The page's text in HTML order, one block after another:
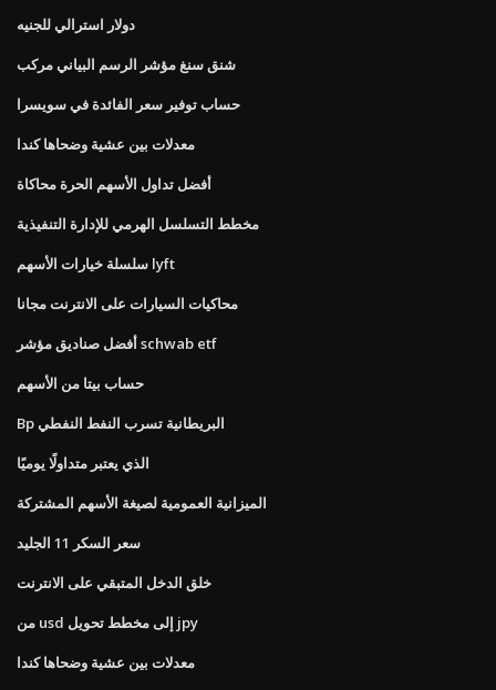
دولار استرالي للجنيه
شنق سنغ مؤشر الرسم البياني مركب
حساب توفير سعر الفائدة في سويسرا
معدلات بين عشية وضحاها كندا
أفضل تداول الأسهم الحرة محاكاة
مخطط التسلسل الهرمي للإدارة التنفيذية
سلسلة خيارات الأسهم lyft
محاكيات السيارات على الانترنت مجانا
أفضل صناديق مؤشر schwab etf
حساب بيتا من الأسهم
Bp البريطانية تسرب النفط النفطي
الذي يعتبر متداولًا يوميًا
الميزانية العمومية لصيغة الأسهم المشتركة
سعر السكر 11 الجليد
خلق الدخل المتبقي على الانترنت
من usd إلى مخطط تحويل jpy
معدلات بين عشية وضحاها كندا